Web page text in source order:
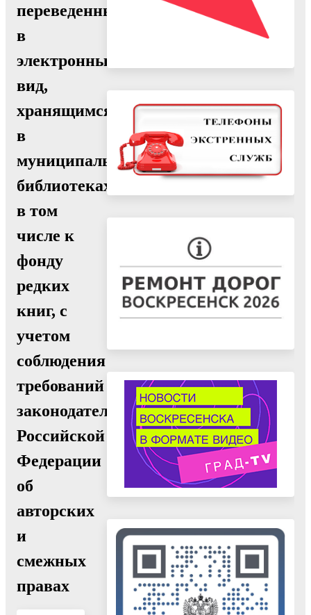
переведенным
в
электронный
вид,
хранящимся
в
муниципальных
библиотеках,
в том
числе к
фонду
редких
книг, с
учетом
соблюдения
требований
законодательства
Российской
Федерации
об
авторских
и
смежных
правах